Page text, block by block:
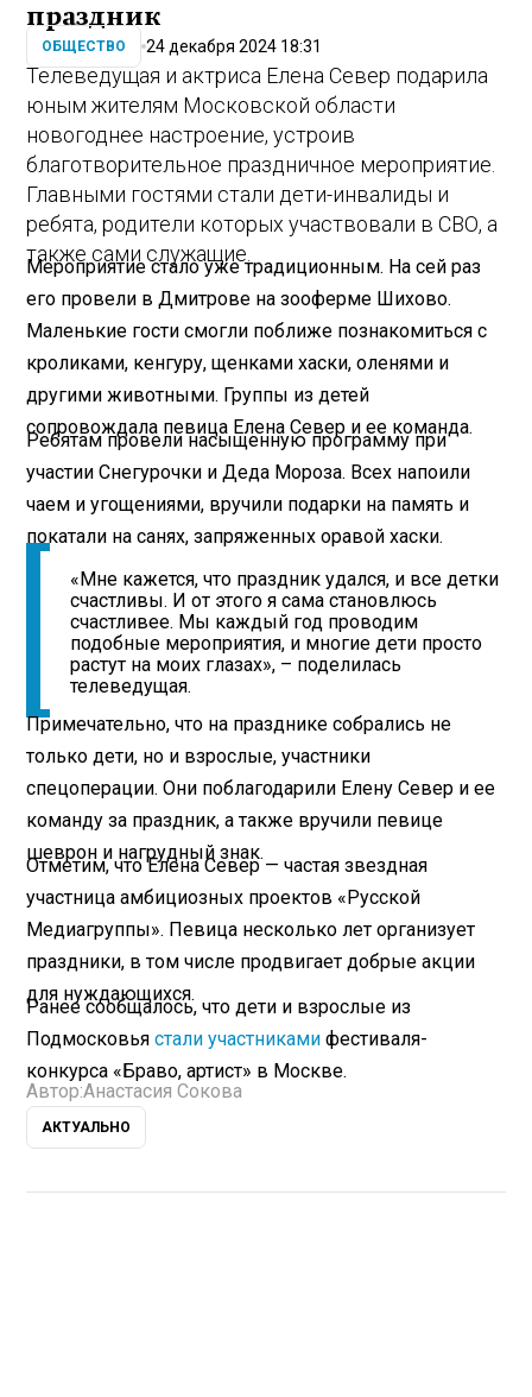
праздник
ОБЩЕСТВО 24 декабря 2024 18:31
Телеведущая и актриса Елена Север подарила
юным жителям Московской области
новогоднее настроение, устроив
благотворительное праздничное мероприятие.
Главными гостями стали дети-инвалиды и
ребята, родители которых участвовали в СВО, а
также сами служащие.
Мероприятие стало уже традиционным. На сей раз
его провели в Дмитрове на зооферме Шихово.
Маленькие гости смогли поближе познакомиться с
кроликами, кенгуру, щенками хаски, оленями и
другими животными. Группы из детей
сопровождала певица Елена Север и ее команда.
Ребятам провели насыщенную программу при
участии Снегурочки и Деда Мороза. Всех напоили
чаем и угощениями, вручили подарки на память и
покатали на санях, запряженных оравой хаски.
«Мне кажется, что праздник удался, и все детки
счастливы. И от этого я сама становлюсь
счастливее. Мы каждый год проводим
подобные мероприятия, и многие дети просто
растут на моих глазах», – поделилась
телеведущая.
Примечательно, что на празднике собрались не
только дети, но и взрослые, участники
спецоперации. Они поблагодарили Елену Север и ее
команду за праздник, а также вручили певице
шеврон и нагрудный знак.
Отметим, что Елена Север — частая звездная
участница амбициозных проектов «Русской
Медиагруппы». Певица несколько лет организует
праздники, в том числе продвигает добрые акции
для нуждающихся.
Ранее сообщалось, что дети и взрослые из
Подмосковьястали участникамифестиваля-
конкурса «Браво, артист» в Москве.
Автор:Анастасия Сокова
АКТУАЛЬНО